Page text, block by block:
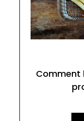
Comment